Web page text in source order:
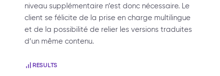
niveau supplémentaire n’est donc nécessaire. Le
client se félicite de la prise en charge multilingue
et de la possibilité de relier les versions traduites
d’un même contenu.
RESULTS